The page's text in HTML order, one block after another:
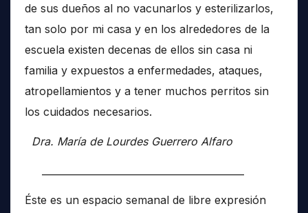
de sus dueños al no vacunarlos y esterilizarlos,
tan solo por mi casa y en los alrededores de la
escuela existen decenas de ellos sin casa ni
familia y expuestos a enfermedades, ataques,
atropellamientos y a tener muchos perritos sin
los cuidados necesarios.
Dra. María de Lourdes Guerrero Alfaro
Éste es un espacio semanal de libre expresión